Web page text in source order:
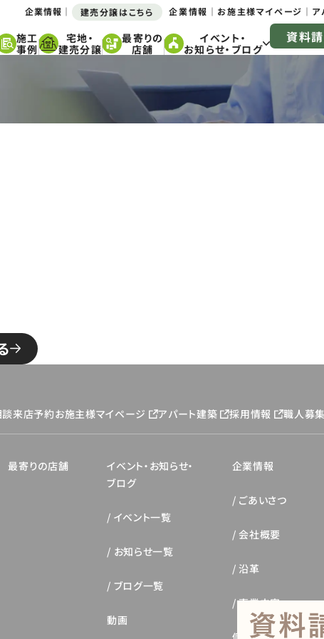
施工
事例
宅地・
建売分譲
最寄りの
店舗
イベント・
お知らせ・ブログ
資料
企業情報 建売分譲はこちら 企業情報 お施主様マイページ ア
談来店予約お施主様マイページ アパート建築 採用情報 職人募集
最寄りの店舗
イベント・お知らせ・
ブログ
イベント一覧
お知らせ一覧
ブログ一覧
動画
企業情報
ごあいさつ
会社概要
沿革
事業内容